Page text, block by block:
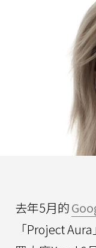
去年5月的
「Project